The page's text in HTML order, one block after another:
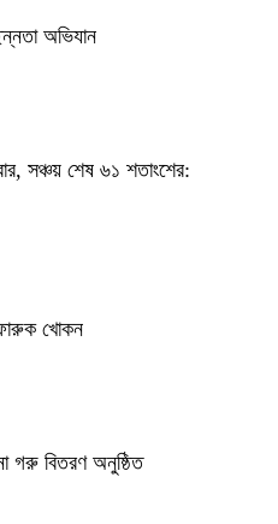
অভিযান
সঞ্চয় শেষ ৬১ শতাংশের:
খোকন
গরু বিতরণ অনুষ্ঠিত